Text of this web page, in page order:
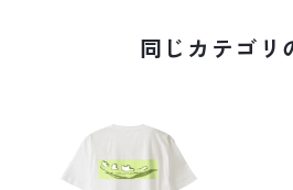
同じカテゴリ